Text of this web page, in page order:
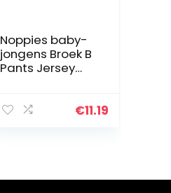
Noppies baby-
jongens Broek B
Pants Jersey
€11.19